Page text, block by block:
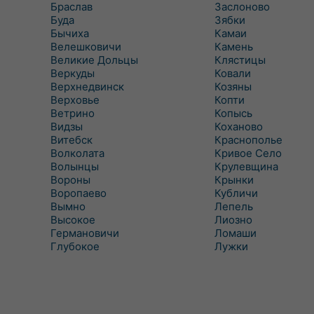
Браслав
Буда
Бычиха
Велешковичи
Великие Дольцы
Веркуды
Верхнедвинск
Верховье
Ветрино
Видзы
Витебск
Волколата
Волынцы
Вороны
Воропаево
Вымно
Высокое
Германовичи
Глубокое
Заслоново
Зябки
Камаи
Камень
Клястицы
Ковали
Козяны
Копти
Копысь
Коханово
Краснополье
Кривое Село
Крулевщина
Крынки
Кубличи
Лепель
Лиозно
Ломаши
Лужки